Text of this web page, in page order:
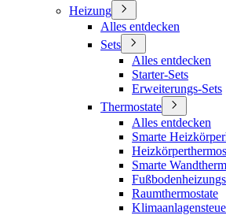
Heizung
Alles entdecken
Sets
Alles entdecken
Starter-Sets
Erweiterungs-Sets
Thermostate
Alles entdecken
Smarte
Smarte
Raumthermostate